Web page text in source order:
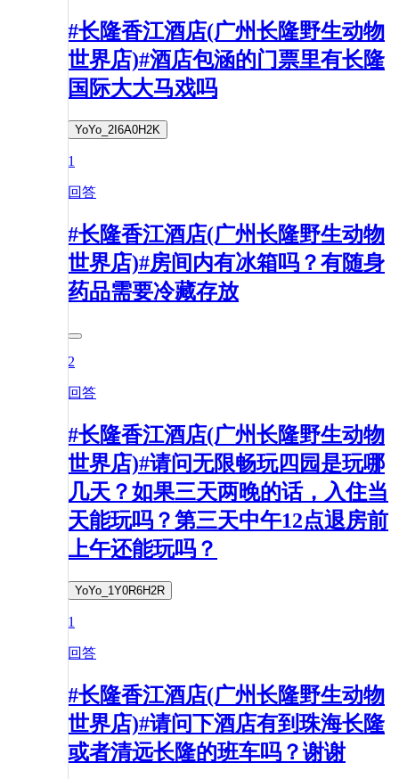
#长隆香江酒店(广州长隆野生动物
世界店)#酒店包涵的门票里有长隆
国际大大马戏吗
YoYo_2I6A0H2K
1
回答
#长隆香江酒店(广州长隆野生动物
世界店)#房间内有冰箱吗？有随身
药品需要冷藏存放
2
回答
#长隆香江酒店(广州长隆野生动物
世界店)#请问无限畅玩四园是玩哪
几天？如果三天两晚的话，入住当
天能玩吗？第三天中午12点退房前
上午还能玩吗？
YoYo_1Y0R6H2R
1
回答
#长隆香江酒店(广州长隆野生动物
世界店)#请问下酒店有到珠海长隆
或者清远长隆的班车吗？谢谢